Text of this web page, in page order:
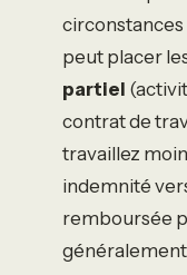
circonstances
peut placer
partiel
contrat de
travaillez
indemnité
remboursée
généralement